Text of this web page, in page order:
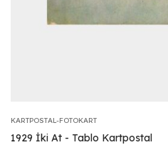
KARTPOSTAL-FOTOKART
1929 İki At - Tablo Kartpostal